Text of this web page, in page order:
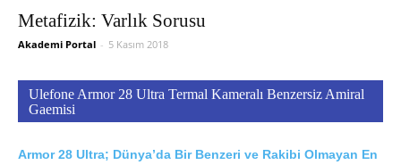
Metafizik: Varlık Sorusu
Akademi Portal - 5 Kasım 2018
Ulefone Armor 28 Ultra Termal Kameralı Benzersiz Amiral
Gaemisi
Armor 28 Ultra; Dünya’da Bir Benzeri ve Rakibi Olmayan En